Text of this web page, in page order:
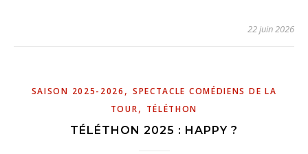
22 juin 2026
SAISON 2025-2026 , SPECTACLE COMÉDIENS DE LA
TOUR, TÉLÉTHON
TÉLÉTHON 2025 : HAPPY ?